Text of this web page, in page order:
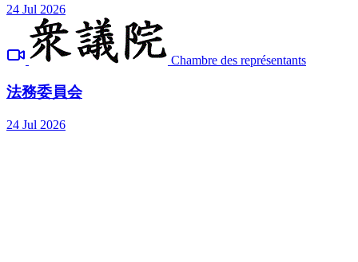
24 Jul 2026
Chambre des représentants
法務委員会
24 Jul 2026